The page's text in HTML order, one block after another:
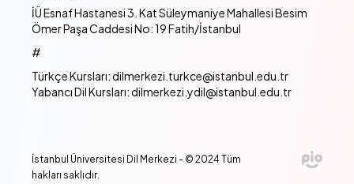
İÜ Esnaf Hastanesi 3. Kat Süleymaniye Mahallesi Besim
Ömer Paşa Caddesi No: 19 Fatih/İstanbul
#
Türkçe Kursları: dilmerkezi.turkce@istanbul.edu.tr
Yabancı Dil Kursları: dilmerkezi.ydil@istanbul.edu.tr
İstanbul Üniversitesi Dil Merkezi - © 2024 Tüm
hakları saklıdır.